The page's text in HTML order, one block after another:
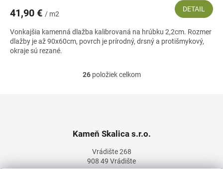
41,90 € / m2
DETAIL
Vonkajšia kamenná dlažba kalibrovaná na hrúbku 2,2cm. Rozmer
dlažby je až 90x60cm, povrch je prírodný, drsný a protišmykový,
okraje sú rezané.
O
c
e
p
26položiek celkom
e
Kameň Skalica s.r.o.
Vrádište 268
908 49 Vrádište